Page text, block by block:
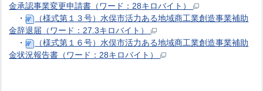
金承認事業変更申請書（ワード：28キロバイト）
・
（様式第１３号）水俣市活力ある地域商工業創造事業補助
金辞退届（ワード：27.3キロバイト）
・
（様式第１６号）水俣市活力ある地域商工業創造事業補助
金状況報告書（ワード：28キロバイト）